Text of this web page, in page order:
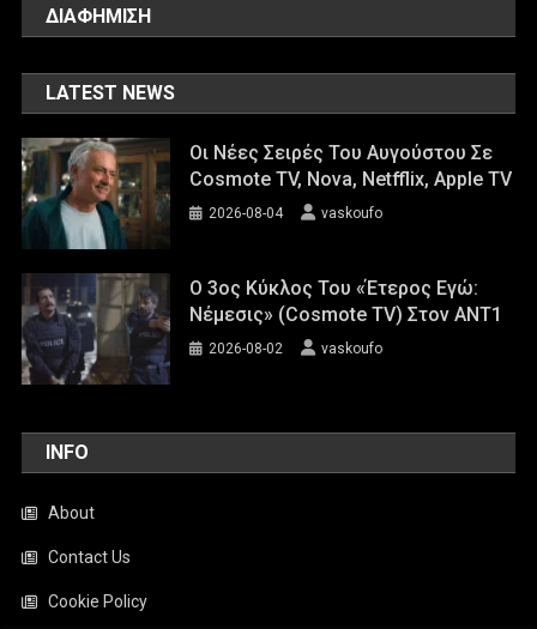
ΔΙΑΦΗΜΙΣΗ
LATEST NEWS
Οι Νέες Σειρές Του Αυγούστου Σε
Cosmote TV, Nova, Netfflix, Apple TV
2026-08-04 vaskoufo
Ο 3ος Κύκλος Του «Έτερος Εγώ:
Νέμεσις» (Cosmote TV) Στον ΑΝΤ1
2026-08-02 vaskoufo
INFO
About
Contact Us
Cookie Policy